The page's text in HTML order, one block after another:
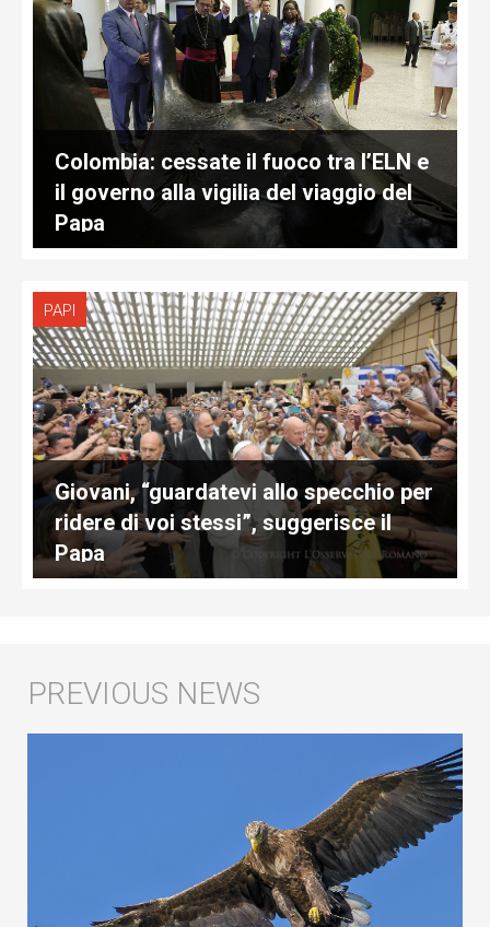
Colombia: cessate il fuoco tra l’ELN e
il governo alla vigilia del viaggio del
Papa
PAPI
Giovani, “guardatevi allo specchio per
ridere di voi stessi”, suggerisce il
Papa